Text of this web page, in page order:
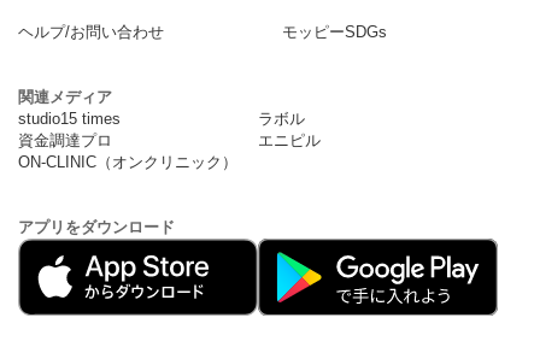
ヘルプ/お問い合わせ モッピーSDGs
関連メディア
studio15 times
ラボル
資金調達プロ
エニピル
ON-CLINIC（オンクリニック）
アプリをダウンロード